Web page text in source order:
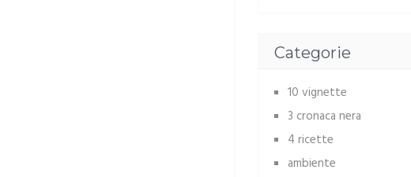
Categorie
10 vignette
3 cronaca nera
4 ricette
ambiente